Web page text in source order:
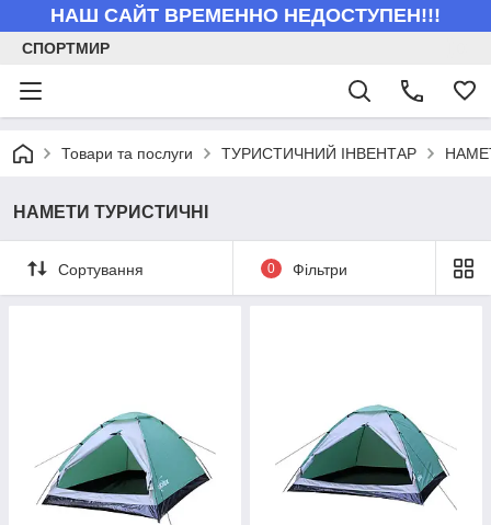
НАШ САЙТ ВРЕМЕННО НЕДОСТУПЕН!!!
СПОРТМИР
Товари та послуги ТУРИСТИЧНИЙ ІНВЕНТАР
НАМЕТИ ТУРИСТИЧНІ
Сортування 0 Фільтри